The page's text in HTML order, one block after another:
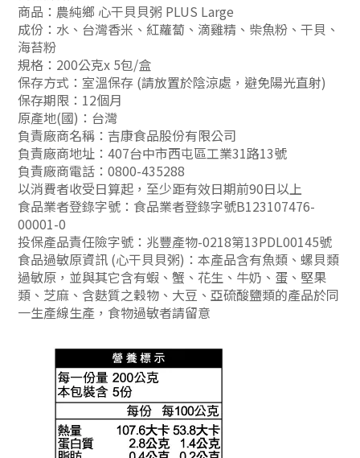
商品：農純鄉 心干貝貝粥 PLUS Large
成份： 水、台灣香米、紅蘿蔔、滴雞精、柴魚粉、干貝、
海苔粉
規格：200公克x 5包/盒
保存方式：室溫保存 (請放置於陰涼處，避免陽光直射)
保存期限：12個月
原產地(國)：台灣
負責廠商名稱：吉康食品股份有限公司
負責廠商地址：407台中市西屯區工業31路13號
負責廠商電話：0800-435288
以消費者收受日算起，至少距有效日期前90日以上
食品業者登錄字號：食品業者登錄字號B123107476-
00001-0
投保產品責任險字號：兆豐產物-0218第13PDL00145號
食品過敏原資訊 (心干貝貝粥)：本產品含有魚類、螺貝類
過敏原，並與其它含有蝦、蟹、花生、牛奶、蛋、堅果
類、芝麻、含麩質之穀物、大豆、亞硫酸鹽類的產品於同
一生產線生產，食物過敏者請留意